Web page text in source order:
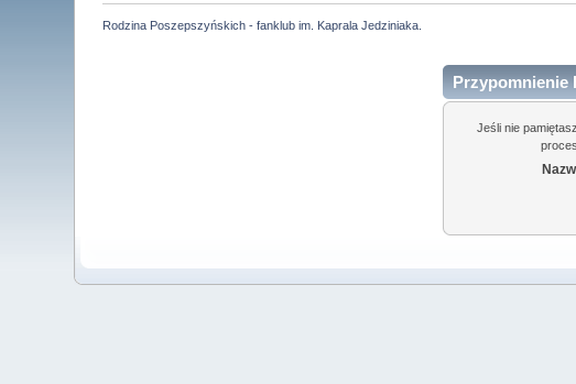
Rodzina Poszepszyńskich - fanklub im. Kaprala Jedziniaka.
Przypomnienie
Jeśli nie